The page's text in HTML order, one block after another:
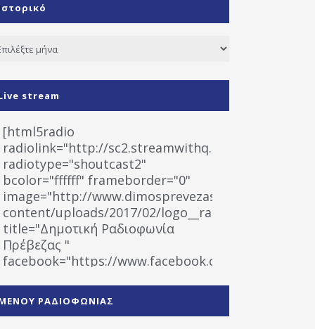
stream
[html5radio
radiolink="http://sc2.streamwithq.com:8028/
radiotype="shoutcast2"
bcolor="ffffff" frameborder="0"
image="http://www.dimosprevezas.gr/wp-
content/uploads/2017/02/logo__radiofonias.jpg"
title="Δημοτική Ραδιοφωνία
Πρέβεζας "
facebook="https://www.facebook.com/
1531194763766854/" artist="" ]
ΡΑΔΙΟΦΩΝΙΑΣ